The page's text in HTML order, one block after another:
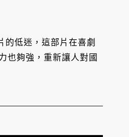
低迷，這部片在喜劇
也夠強，重新讓人對國